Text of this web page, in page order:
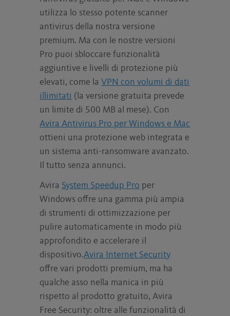
utilizza lo stesso potente scanner
antivirus della nostra versione
premium. Ma con le nostre versioni
Pro puoi sbloccare funzionalità
aggiuntive e livelli di protezione più
elevati, come laVPN con volumi di dati
illimitati (la versione gratuita prevede
un limite di 500 MB al mese). Con
Avira Antivirus Pro per Windows e Mac
ottieni una protezione web integrata e
un sistema anti-ransomware avanzato.
Il tutto senza annunci.
Avira System Speedup Pro per
Windows offre una gamma più ampia
di strumenti di ottimizzazione per
pulire automaticamente in modo più
approfondito e accelerare il
dispositivo.Avira Internet Security
offre vari prodotti premium, ma ha
qualche asso nella manica in più
rispetto al prodotto gratuito, Avira
Free Security: oltre alle funzionalità di